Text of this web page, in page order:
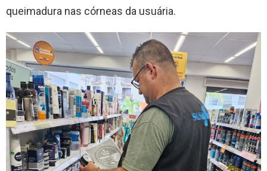
queimadura nas córneas da usuária.